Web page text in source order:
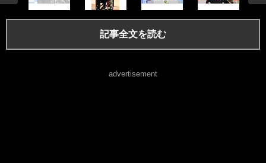
記事全文を読む
advertisement